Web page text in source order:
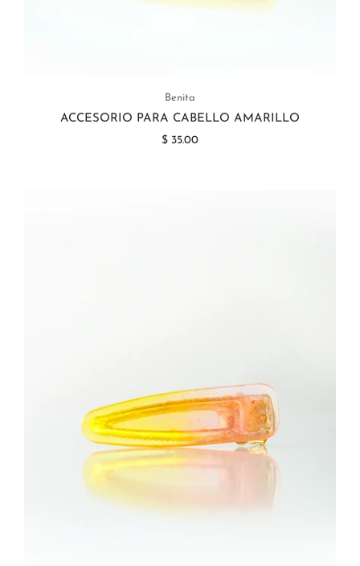
Benita
ACCESORIO PARA CABELLO AMARILLO
$ 35.00